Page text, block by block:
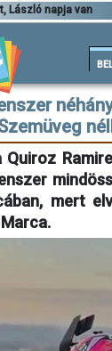
László napja van
Quiroz
mert